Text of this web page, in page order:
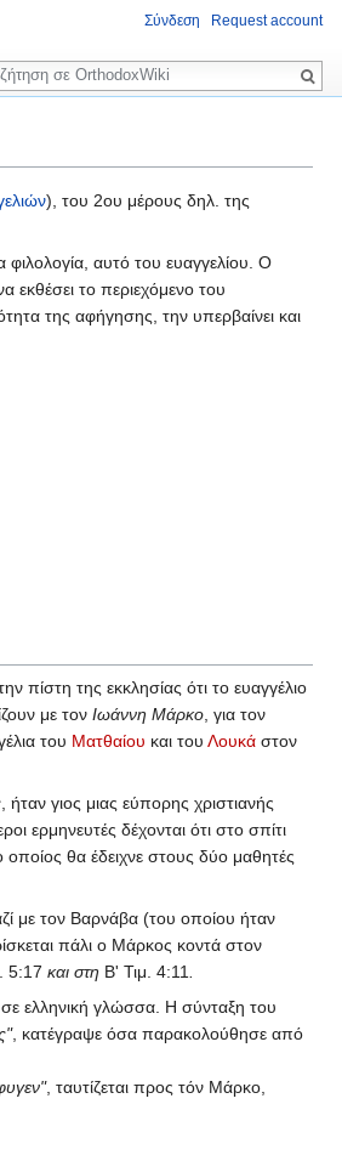
), του 2ου μέρους δηλ. της
φιλολογία, αυτό του ευαγγελίου. Ο
εκθέσει το περιεχόμενο του
της αφήγησης, την υπερβαίνει και
πίστη της εκκλησίας ότι το ευαγγέλιο
με τον Ιωάννη Μάρκο, για τον
του Ματθαίου και του Λουκά στον
, ήταν γιος μιας εύπορης χριστιανής
ερμηνευτές δέχονται ότι στο σπίτι
οποίος θα έδειχνε στους δύο μαθητές
με τον Βαρνάβα (του οποίου ήταν
πάλι ο Μάρκος κοντά στον
5:17 και στη Β' Τιμ. 4:11.
ελληνική γλώσσα. Η σύνταξη του
, κατέγραψε όσα παρακολούθησε από
, ταυτίζεται προς τόν Μάρκο,
Σύνδεση Request account